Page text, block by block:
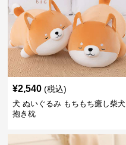
¥2,540 (税込)
犬 ぬいぐるみ もちもち癒し柴犬
抱き枕